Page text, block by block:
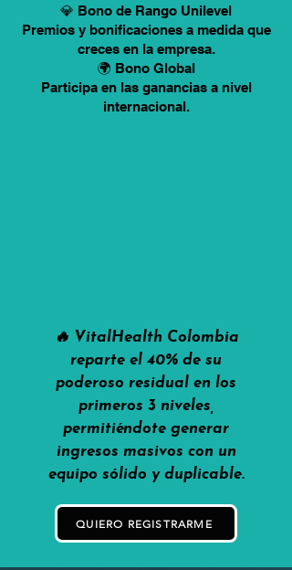
💎 Bono de Rango Unilevel
Premios y bonificaciones a medida que
creces en la empresa.
🌍 Bono Global
Participa en las ganancias a nivel
internacional.
🔥 VitalHealth Colombia
reparte el 40% de su
poderoso residual en los
primeros 3 niveles,
permitiéndote generar
ingresos masivos con un
equipo sólido y duplicable.
QUIERO REGISTRARME